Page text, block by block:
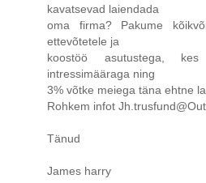
kavatsevad laiendada
oma firma? Pakume
ettevõtetele ja
koostöö asutustega,
intressimääraga ning
3% võtke meiega täna ehtne
Rohkem infot
Tänud
James harry